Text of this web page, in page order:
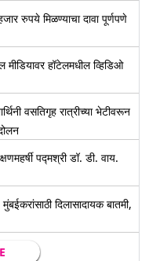
रुपये मिळण्याचा दावा पूर्णपणे
हॉटेलमधील व्हिडिओ
वसतिगृह रात्रीच्या भेटीवरून
पद्मश्री डॉ. डी. वाय.
दिलासादायक बातमी,